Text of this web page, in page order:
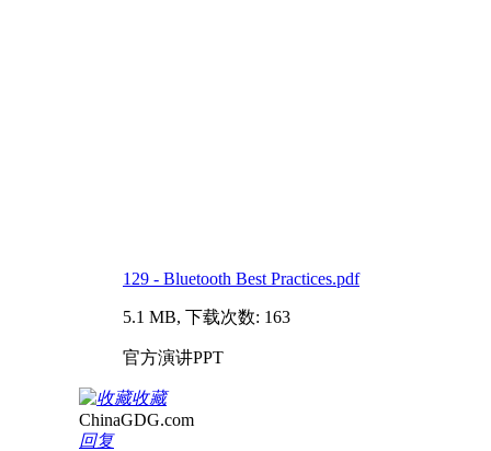
129 - Bluetooth Best Practices.pdf
5.1 MB, 下载次数: 163
官方演讲PPT
收藏
ChinaGDG.com
回复